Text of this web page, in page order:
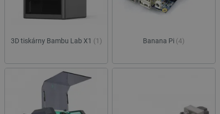
3D tiskárny Bambu Lab X1 (1) Banana Pi (4)